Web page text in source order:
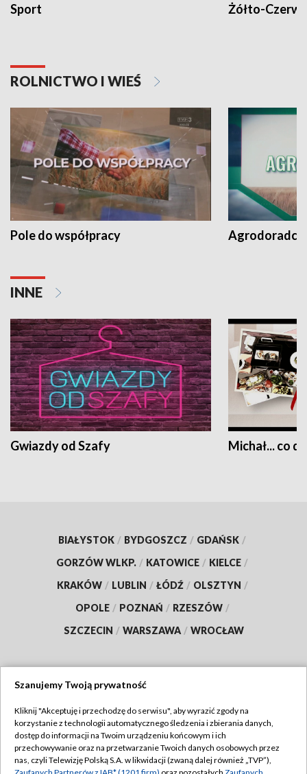
Sport Żółto-
ROLNICTWO I WIEŚ
Pole do współpracy Agrodoradcy
INNE
Gwiazdy od Szafy Michał... co
BIAŁYSTOK / BYDGOSZCZ / GDAŃSK /
GORZÓW WLKP. / KATOWICE / KIELCE /
KRAKÓW / LUBLIN / ŁÓDŹ / OLSZTYN /
OPOLE / POZNAŃ / RZESZÓW /
SZCZECIN / WARSZAWA / WROCŁAW
TVP
Abonament TVP
Emisja w TVP
Regulamin TVP
Szanujemy Twoją prywatność
Kliknij "Akceptuję i przechodzę do serwisu", aby wyrazić zgody na
korzystanie z technologii automatycznego śledzenia i zbierania danych,
dostęp do informacji na Twoim urządzeniu końcowym i ich
przechowywanie oraz na przetwarzanie Twoich danych osobowych przez
nas, czyli Telewizję Polską S.A. w likwidacji (zwaną dalej również „TVP”),